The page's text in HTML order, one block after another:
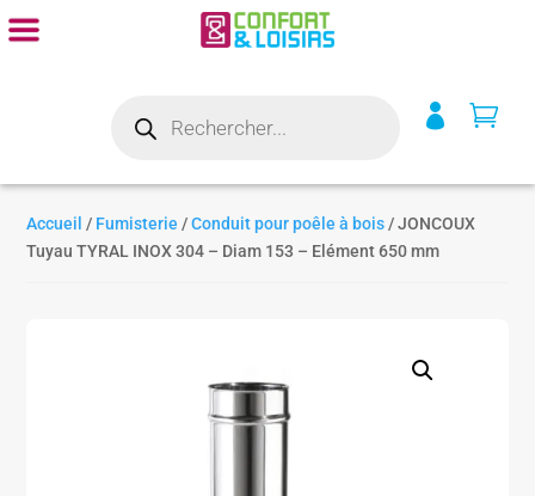
produits
 
Accueil / Fumisterie /Conduit pour poêle à bois / JONCOUX
Tuyau TYRAL INOX 304 – Diam 153 – Elément 650 mm